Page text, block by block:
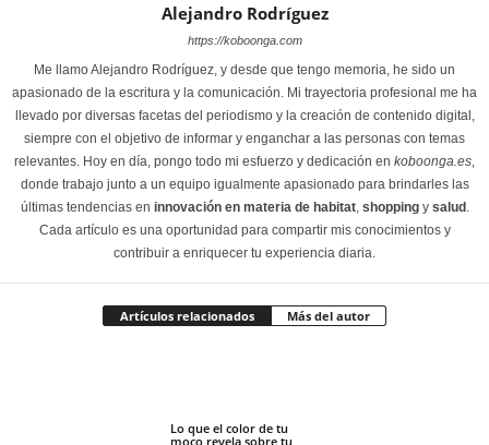
Alejandro Rodríguez
https://koboonga.com
Me llamo Alejandro Rodríguez, y desde que tengo memoria, he sido un
apasionado de la escritura y la comunicación. Mi trayectoria profesional me ha
llevado por diversas facetas del periodismo y la creación de contenido digital,
siempre con el objetivo de informar y enganchar a las personas con temas
relevantes. Hoy en día, pongo todo mi esfuerzo y dedicación en koboonga.es
donde trabajo junto a un equipo igualmente apasionado para brindarles las
últimas tendencias en innovación en materia de habitat, shoppingy salud.
Cada artículo es una oportunidad para compartir mis conocimientos y
contribuir a enriquecer tu experiencia diaria.
Artículos relacionados Más del autor
Lo que el color de tu
moco revela sobre tu